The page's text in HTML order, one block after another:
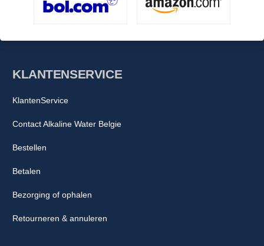
KLANTENSERVICE
KlantenService
Contact Alkaline Water Belgie
Bestellen
Betalen
Bezorging of ophalen
Retourneren & annuleren